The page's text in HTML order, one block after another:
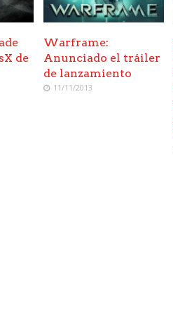
de
Warframe:
Anunciado el tráiler
de lanzamiento
11/11/2013